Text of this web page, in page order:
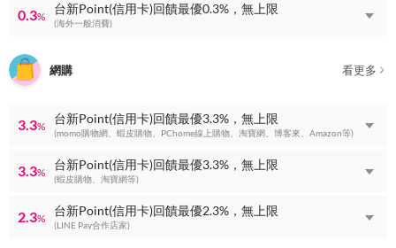
0.3%
台新Point(信用卡)回饋最優0.3%，無上限
(海外一般消費)
網購 看更多
3.3%
台新Point(信用卡)回饋最優3.3%，無上限
(momo購物網、蝦皮購物、PChome線上購物、淘寶網、博客來、Amazon等)
3.3%
台新Point(信用卡)回饋最優3.3%，無上限
(蝦皮購物、淘寶網等)
2.3%
台新Point(信用卡)回饋最優2.3%，無上限
(LINE Pay合作店家)